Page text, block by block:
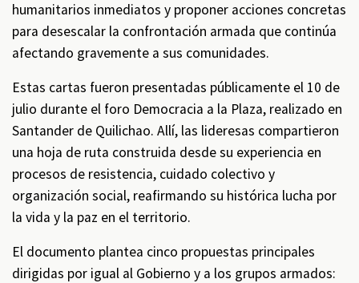
humanitarios inmediatos y proponer acciones concretas
para desescalar la confrontación armada que continúa
afectando gravemente a sus comunidades.
Estas cartas fueron presentadas públicamente el 10 de
julio durante el foro Democracia a la Plaza, realizado en
Santander de Quilichao. Allí, las lideresas compartieron
una hoja de ruta construida desde su experiencia en
procesos de resistencia, cuidado colectivo y
organización social, reafirmando su histórica lucha por
la vida y la paz en el territorio.
El documento plantea cinco propuestas principales
dirigidas por igual al Gobierno y a los grupos armados: